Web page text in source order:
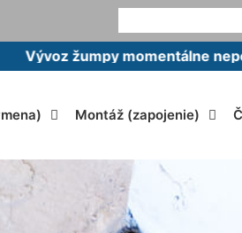
žumpy momentálne
Montáž (zapojenie)